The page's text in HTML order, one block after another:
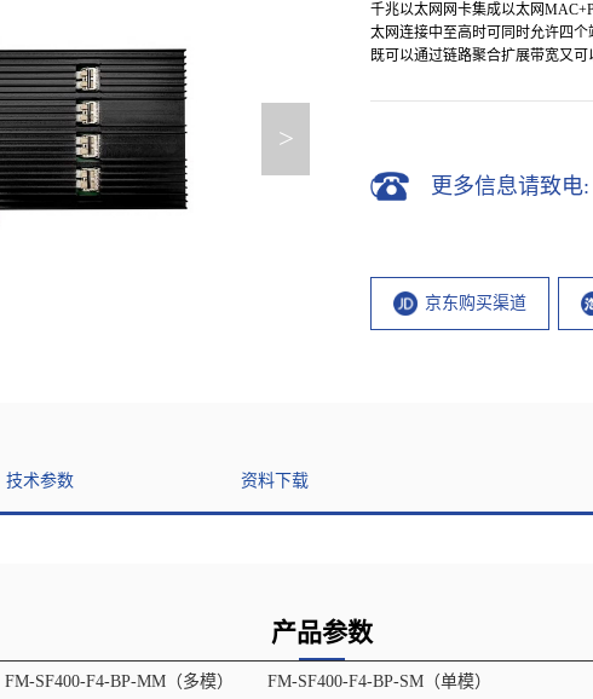
通用数据加速网
卡
Intel前插卡
国产前插卡
智能网卡
单向传输网卡
>
千兆以太网网卡集成以太网
太网连接中至高时可同时允许四
既可以通过链路聚合扩展带宽又可
更多信息请致电:
京东购买渠道
技术参数 资料下载
产品参数
FM-SF400-F4-BP-MM（多模） FM-SF400-F4-BP-SM（单模）